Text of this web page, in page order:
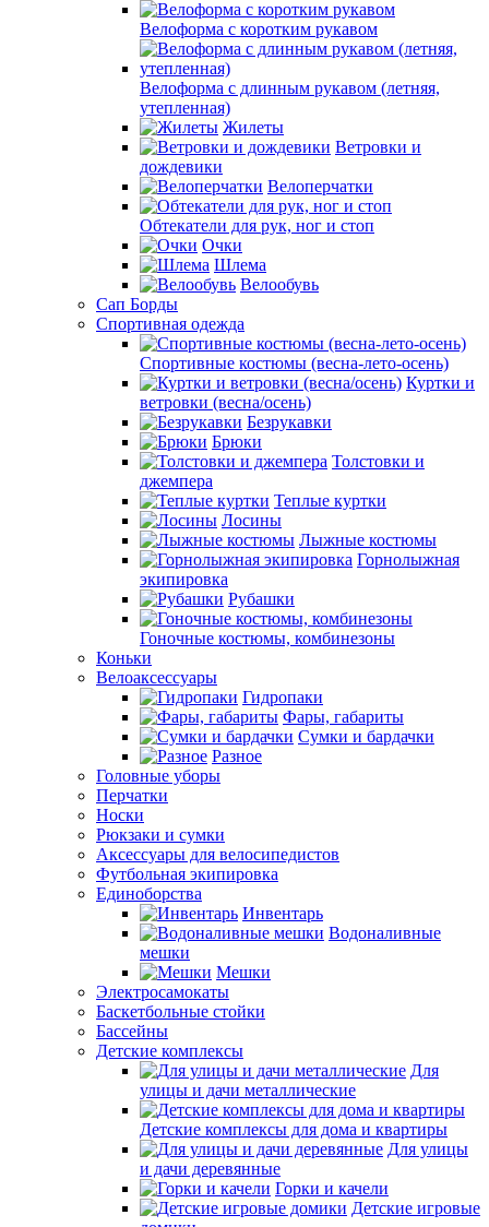
Велоформа с коротким рукавом
Велоформа с длинным рукавом (летняя,
утепленная)
Жилеты
Ветровки и
дождевики
Велоперчатки
Обтекатели для рук, ног и стоп
Очки
Шлема
Велообувь
Сап Борды
Спортивная одежда
Спортивные костюмы (весна-лето-осень)
Куртки и
ветровки (весна/осень)
Безрукавки
Брюки
Толстовки и
джемпера
Теплые куртки
Лосины
Лыжные костюмы
Горнолыжная
экипировка
Рубашки
Гоночные костюмы, комбинезоны
Коньки
Велоаксессуары
Гидропаки
Фары, габариты
Сумки и бардачки
Разное
Головные уборы
Перчатки
Носки
Рюкзаки и сумки
Аксессуары для велосипедистов
Футбольная экипировка
Единоборства
Инвентарь
Водоналивные
мешки
Мешки
Электросамокаты
Баскетбольные стойки
Бассейны
Детские комплексы
Для
улицы и дачи металлические
Детские комплексы для дома и квартиры
Для улицы
и дачи деревянные
Горки и качели
Детские игровые